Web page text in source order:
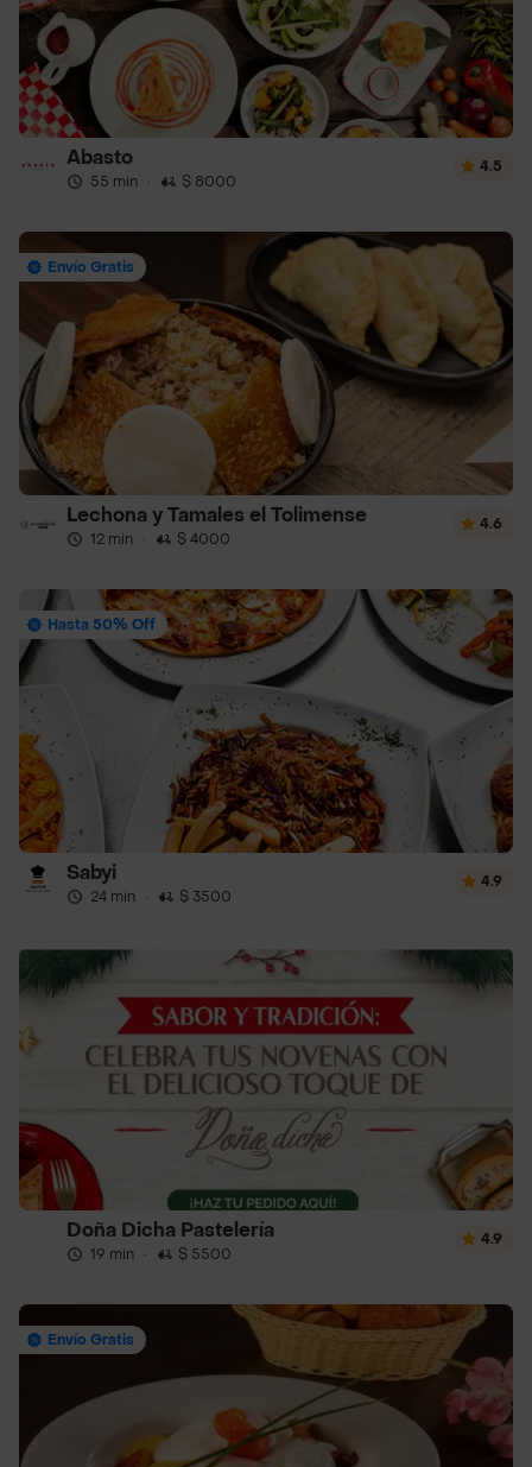
Abasto
55 min · $ 8000
4.5
Envío Gratis
Lechona y Tamales el Tolimense
12 min · $ 4000
4.6
Hasta 50% Off
Sabyi
24 min · $ 3500
4.9
Doña Dicha Pastelería
19 min · $ 5500
4.9
Envío Gratis